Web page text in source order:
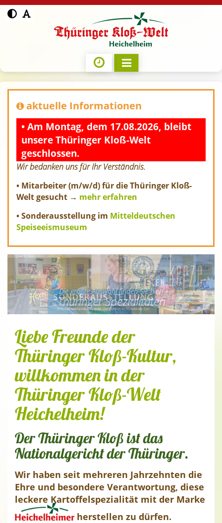
aktuelle Informationen
• Am Montag, dem 17.08.2026, bleibt
unsere Thüringer Kloß-Welt
geschlossen.
Wir bedanken uns für Ihr Verständnis.
• Mitarbeiter (m/w/d) für die Thüringer Kloß-
Welt gesucht → mehr erfahren
• Sonderausstellung im Mitteldeutschen
Speiseeismuseum
Die größte Auswahl finden Sie hier!
Thüringer Spezialitäten
Liebe Freunde der
Thüringer Kloß-Kultur,
willkommen in der
Thüringer Kloß-Welt
Heichelheim!
Der Thüringer Kloß ist das
Nationalgericht der Thüringer.
Wir haben seit mehreren Jahrzehnten die
Ehre und besondere Verantwortung, diese
leckere Kartoffelspezialität mit der Marke
herstellen zu dürfen.